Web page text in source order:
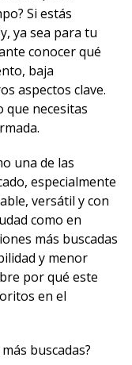
Si estás
ya sea para tu
conocer qué
baja
aspectos clave.
que necesitas
una de las
especialmente
versátil y con
como en
más buscadas
y menor
por qué este
en el
buscadas?